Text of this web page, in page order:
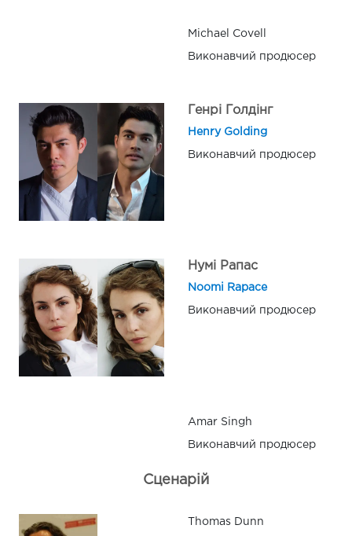
Michael Covell
Виконавчий продюсер
Генрі Голдінг
Henry Golding
Виконавчий продюсер
Нумі Рапас
Noomi Rapace
Виконавчий продюсер
Amar Singh
Виконавчий продюсер
Сценарій
Thomas Dunn